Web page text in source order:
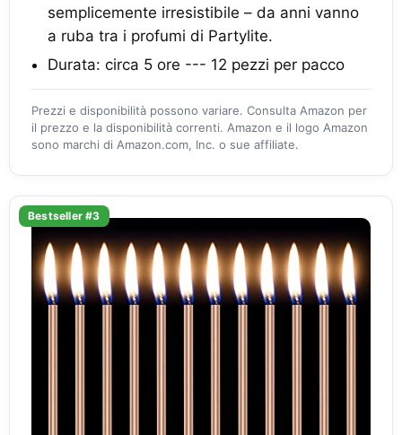
semplicemente irresistibile – da anni vanno
a ruba tra i profumi di Partylite.
Durata: circa 5 ore --- 12 pezzi per pacco
Prezzi e disponibilità possono variare. Consulta Amazon per
il prezzo e la disponibilità correnti. Amazon e il logo Amazon
sono marchi di Amazon.com, Inc. o sue affiliate.
Bestseller #3